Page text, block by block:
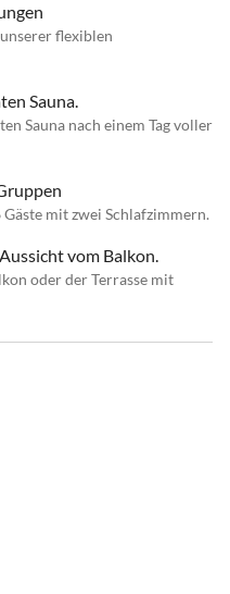
flexiblen
Sauna.
Sauna nach einem Tag voller
mit zwei Schlafzimmern.
vom Balkon.
oder der Terrasse mit